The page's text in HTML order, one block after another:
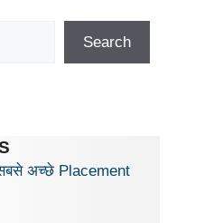
Search
अच्छे Placement